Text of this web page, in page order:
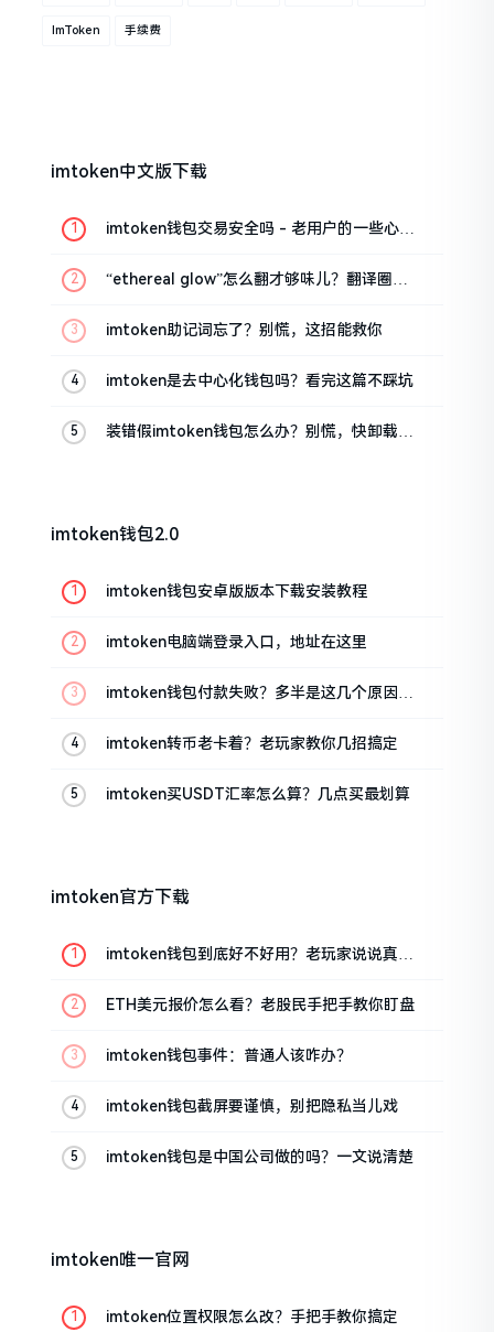
ImToken 手续费
imtoken中文版下载
imtoken钱包交易安全吗 - 老用户的一些心里
“ethereal glow”怎么翻才够味儿？翻译圈老
imtoken助记词忘了？别慌，这招能救你
imtoken是去中心化钱包吗？看完这篇不踩坑
装错假imtoken钱包怎么办？别慌，快卸载，
imtoken钱包2.0
imtoken钱包安卓版版本下载安装教程
imtoken电脑端登录入口，地址在这里
imtoken钱包付款失败？多半是这几个原因闹
imtoken转币老卡着？老玩家教你几招搞定
imtoken买USDT汇率怎么算？几点买最划算
imtoken官方下载
imtoken钱包到底好不好用？老玩家说说真实
ETH美元报价怎么看？老股民手把手教你盯盘
imtoken钱包事件：普通人该咋办？
imtoken钱包截屏要谨慎，别把隐私当儿戏
imtoken钱包是中国公司做的吗？一文说清楚
imtoken唯一官网
imtoken位置权限怎么改？手把手教你搞定